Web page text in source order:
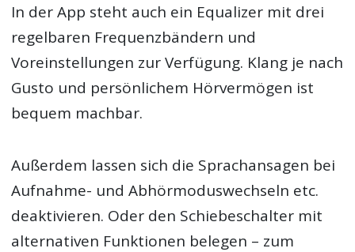
In der App steht auch ein Equalizer mit drei
regelbaren Frequenzbändern und
Voreinstellungen zur Verfügung. Klang je nach
Gusto und persönlichem Hörvermögen ist
bequem machbar.
Außerdem lassen sich die Sprachansagen bei
Aufnahme- und Abhörmoduswechseln etc.
deaktivieren. Oder den Schiebeschalter mit
alternativen Funktionen belegen – zum